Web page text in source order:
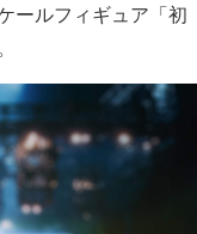
ールフィギュア「初